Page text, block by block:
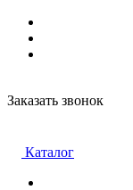
Заказать звонок
Каталог